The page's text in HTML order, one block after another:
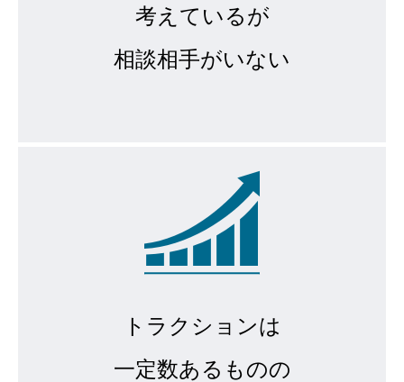
考えているが
相談相手がいない
トラクションは
一定数あるものの